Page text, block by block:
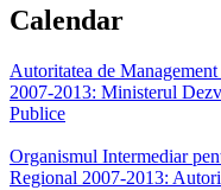
Calendar
Autoritatea de
2007-2013: Ministerul
Publice
Organismul Intermediar
Regional 2007-2013: